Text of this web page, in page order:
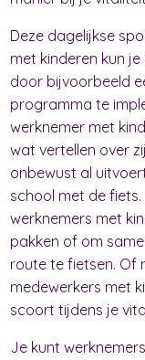
Deze dagelijkse
met kinderen kun
door bijvoorbeeld
programma te
werknemer met
wat vertellen over
onbewust al
school met de
werknemers met
pakken of om
route te fietsen. Of
medewerkers met
scoort tijdens je
Je kunt